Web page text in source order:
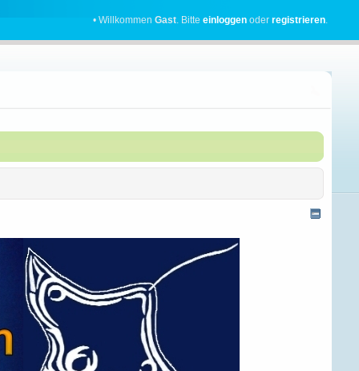
• WillkommenGast. Bitteeinloggen oderregistrieren.